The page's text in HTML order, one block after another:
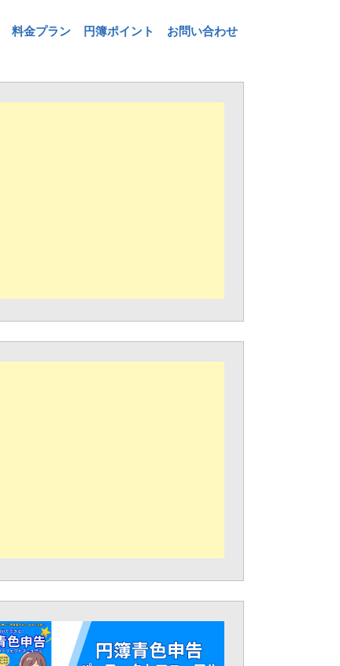
料金プラン 円簿ポイント お問い合わせ